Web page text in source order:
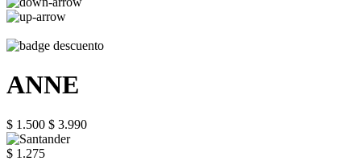
ANNE
$ 1.500 $ 3.990
$ 1.275